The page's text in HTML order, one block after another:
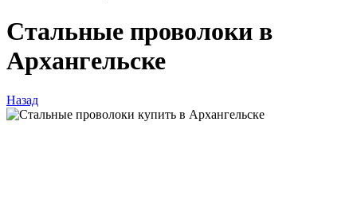
Стальные проволоки в
Архангельске
Назад